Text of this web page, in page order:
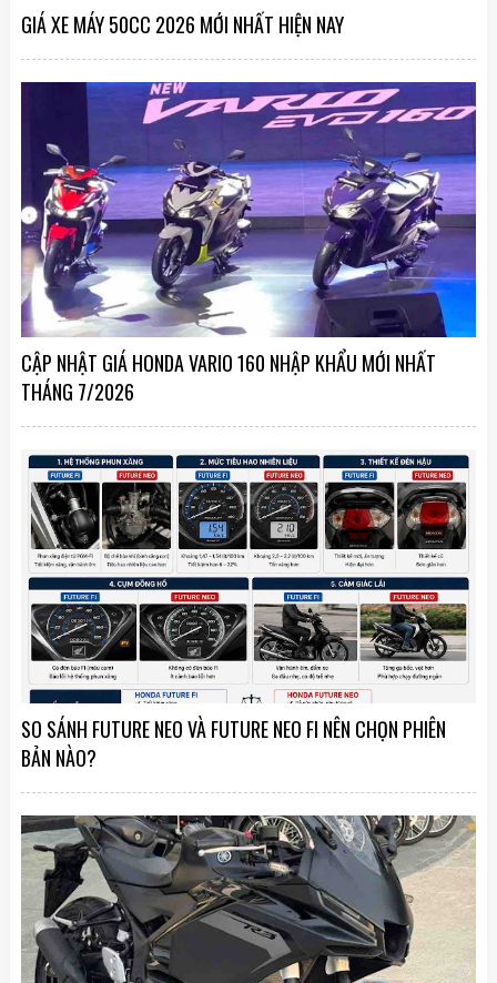
GIÁ XE MÁY 50CC 2026 MỚI NHẤT HIỆN NAY
CẬP NHẬT GIÁ HONDA VARIO 160 NHẬP KHẨU MỚI NHẤT
THÁNG 7/2026
SO SÁNH FUTURE NEO VÀ FUTURE NEO FI NÊN CHỌN PHIÊN
BẢN NÀO?